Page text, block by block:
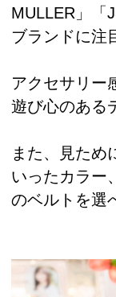
MULLER」「
ブランドに注
アクセサリー
遊び心のある
また、見ため
いったカラー
のベルトを選